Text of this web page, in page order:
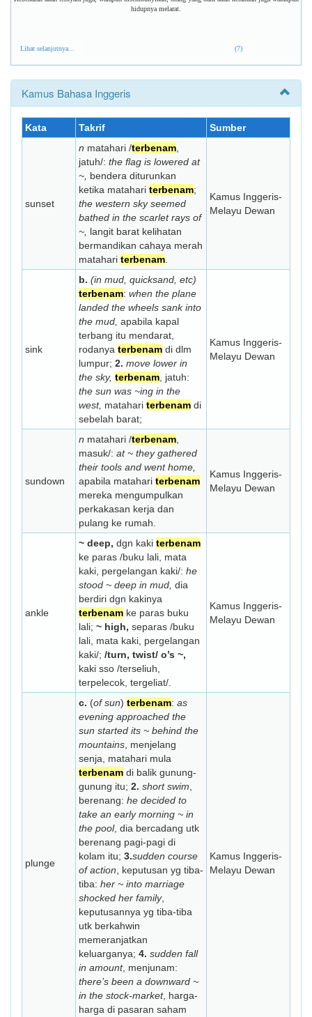
hidupnya melarat.
Lihat selanjutnya... (7)
Kamus Bahasa Inggeris
Kata Takrif Sumber
sunset
n matahari /terbenam
jatuh/: the flag is lowered at
~, bendera diturunkan
ketika matahari terbenam;
the western sky seemed
bathed in the scarlet rays of
~, langit barat kelihatan
bermandikan cahaya merah
matahari terbenam
Kamus Inggeris-
Melayu Dewan
sink
b. (in mud, quicksand, etc)
terbenam: when the plane
landed the wheels sank into
the mud, apabila kapal
terbang itu mendarat,
rodanya terbenam di dlm
lumpur; 2. move lower in
the sky, terbenam , jatuh:
the sun was ~ing in the
west, matahari terbenam di
sebelah barat;
Kamus Inggeris-
Melayu Dewan
sundown
n matahari /terbenam
masuk/: at ~ they gathered
their tools and went home,
apabila matahari terbenam
mereka mengumpulkan
perkakasan kerja dan
pulang ke rumah.
Kamus Inggeris-
Melayu Dewan
ankle
~ deep, dgn kaki terbenam
ke paras /buku lali, mata
kaki, pergelangan kaki/: he
stood ~ deep in mud, dia
berdiri dgn kakinya
terbenam ke paras buku
lali; ~ high, separas /buku
lali, mata kaki, pergelangan
kaki/; /turn, twist/ o’s ~,
kaki sso /terseliuh,
terpelecok, tergeliat/.
Kamus Inggeris-
Melayu Dewan
plunge
c. (of sun) terbenam: as
evening approached the
sun started its ~ behind the
mountains , menjelang
senja, matahari mula
terbenam di balik gunung-
gunung itu; 2. short swim
berenang: he decided to
take an early morning ~ in
the pool, dia bercadang utk
berenang pagi-pagi di
kolam itu; 3.sudden course
of action , keputusan yg tiba-
tiba: her ~ into marriage
shocked her family,
keputusannya yg tiba-tiba
utk berkahwin
memeranjatkan
keluarganya; 4. sudden fall
in amount, menjunam:
there’s been a downward ~
in the stock-market, harga-
harga di pasaran saham
Kamus Inggeris-
Melayu Dewan